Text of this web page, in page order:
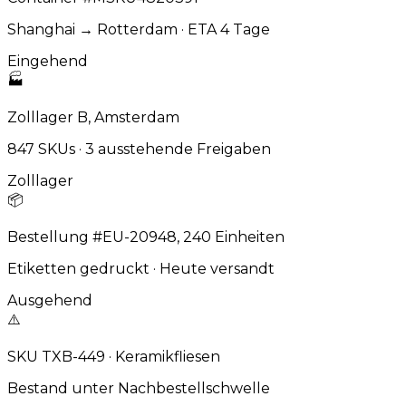
Shanghai → Rotterdam · ETA 4 Tage
Eingehend
🏭
Zolllager B, Amsterdam
847 SKUs · 3 ausstehende Freigaben
Zolllager
📦
Bestellung #EU-20948, 240 Einheiten
Etiketten gedruckt · Heute versandt
Ausgehend
⚠️
SKU TXB-449 · Keramikfliesen
Bestand unter Nachbestellschwelle